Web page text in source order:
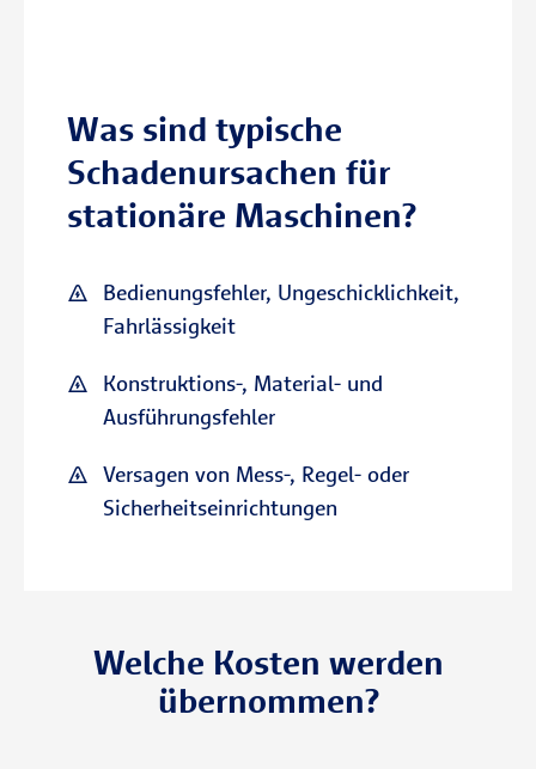
Was sind typische
Schadenursachen für
stationäre Maschinen?
Bedienungsfehler, Ungeschicklichkeit,
Fahrlässigkeit
Konstruktions-, Material- und
Ausführungsfehler
Versagen von Mess-, Regel- oder
Sicherheitseinrichtungen
Welche Kosten werden
übernommen?